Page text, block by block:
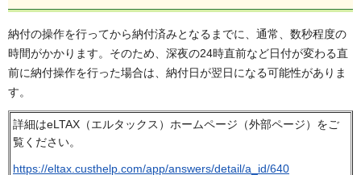
納付の操作を行ってから納付済みとなるまでに、通常、数秒程度の
時間がかかります。そのため、深夜の24時直前など日付が変わる直
前に納付操作を行った場合は、納付日が翌日になる可能性がありま
す。
詳細はeLTAX（エルタックス）ホームページ（外部ページ）をご
覧ください。
https://eltax.custhelp.com/app/answers/detail/a_id/640